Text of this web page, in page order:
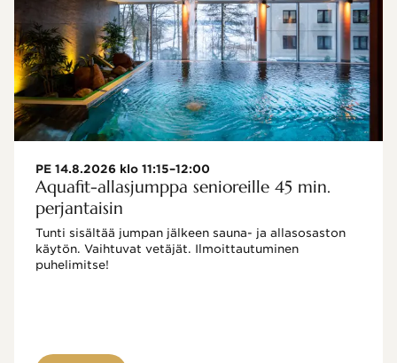
PE 14.8.2026 klo 11:15–12:00
Aquafit-allasjumppa senioreille 45 min.
perjantaisin
Tunti sisältää jumpan jälkeen sauna- ja allasosaston
käytön. Vaihtuvat vetäjät. Ilmoittautuminen
puhelimitse!